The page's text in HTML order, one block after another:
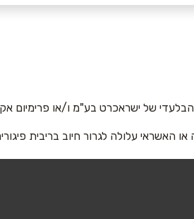
של ישראכרט בע"מ ו/או פרימיום
האשראי עלולה לגרור חיוב בריבית